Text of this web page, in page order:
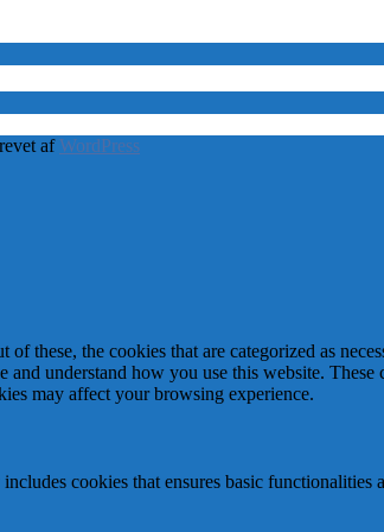
afWordPress
the cookies that are categorized as
understand how you use this website.
may affect your browsing experience.
cookies that ensures basic